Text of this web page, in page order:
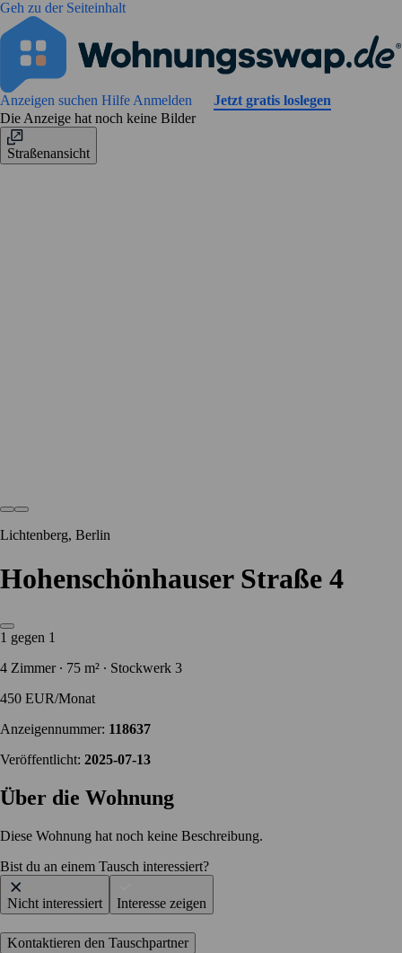
Geh zu der Seiteinhalt
Anzeigen suchen Hilfe Anmelden
Jetzt gratis loslegen
Die Anzeige hat noch keine Bilder
Straßenansicht
Lichtenberg, Berlin
Hohenschönhauser Straße 4
1 gegen 1
4 Zimmer ∙ 75 m² ∙ Stockwerk 3
450 EUR/Monat
Anzeigennummer: 118637
Veröffentlicht: 2025-07-13
Über die Wohnung
Diese Wohnung hat noch keine Beschreibung.
Bist du an einem Tausch interessiert?
Nicht interessiert Interesse zeigen
Kontaktieren den Tauschpartner